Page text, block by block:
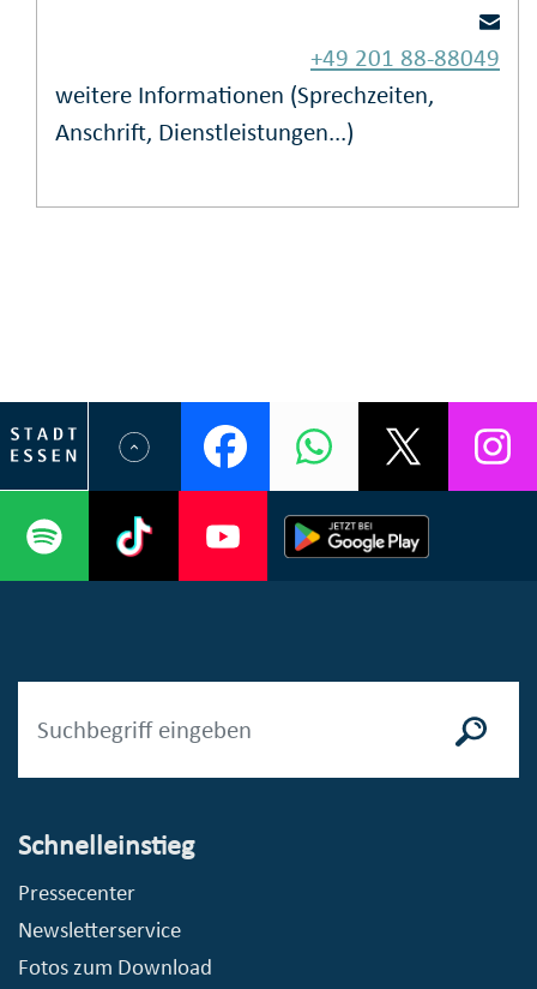
+49 201 88-88049
weitere Informationen (Sprechzeiten,
Anschrift, Dienstleistungen...)
Schnelleinstieg
Pressecenter
Newsletterservice
Fotos zum Download